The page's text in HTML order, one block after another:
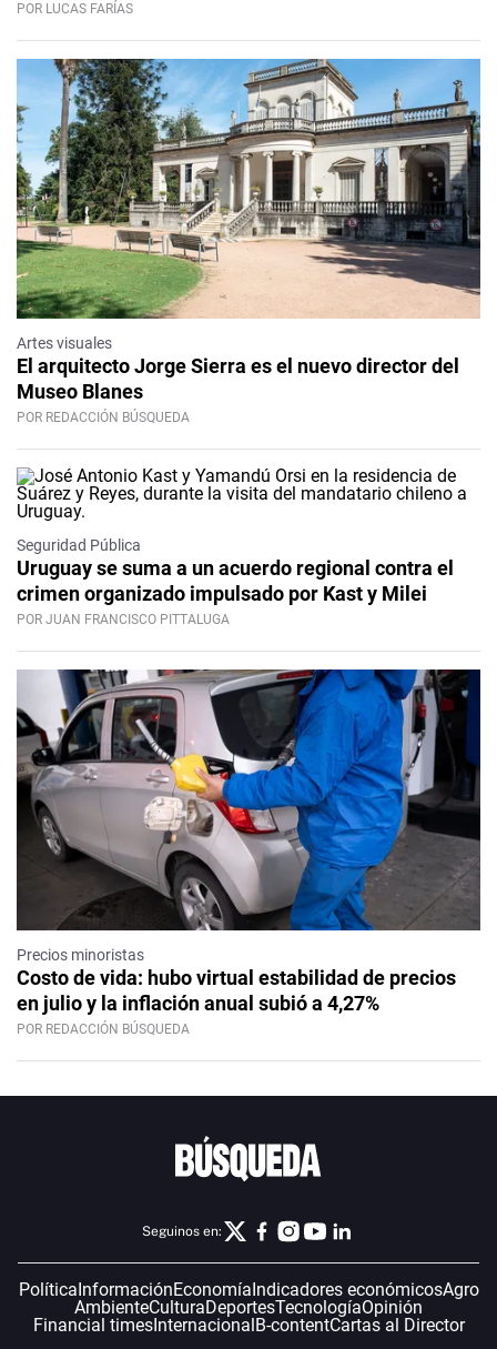
POR LUCAS FARÍAS
Artes visuales
El arquitecto Jorge Sierra es el nuevo director del
Museo Blanes
POR REDACCIÓN BÚSQUEDA
Seguridad Pública
Uruguay se suma a un acuerdo regional contra el
crimen organizado impulsado por Kast y Milei
POR JUAN FRANCISCO PITTALUGA
Precios minoristas
Costo de vida: hubo virtual estabilidad de precios
en julio y la inflación anual subió a 4,27%
POR REDACCIÓN BÚSQUEDA
Seguinos en:
PolíticaInformaciónEconomíaIndicadores económicosAgro
AmbienteCulturaDeportesTecnologíaOpinión
Financial timesInternacionalB-contentCartas al Director